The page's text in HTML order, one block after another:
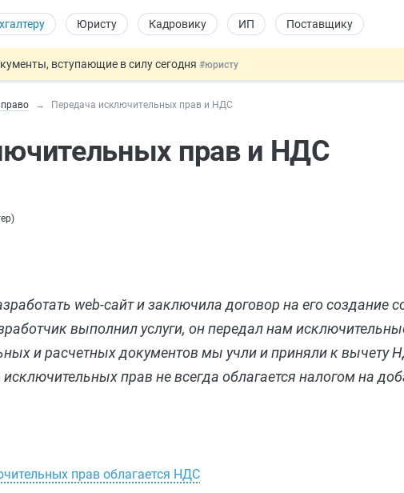
Юристу Кадровику ИП Поставщику
вступающие в силу сегодня #юристу
запретят получать ВНЖ и гражданство: закон подписан
об упрощении госзакупок по 44-ФЗ#заказчику
Передача исключительных прав и НДС
прав и НДС
)
web-сайт и заключила договор на его создание
выполнил услуги, он передал нам
и расчетных документов мы учли и приняли к вычету
прав не всегда облагается налогом на
прав облагается НДС